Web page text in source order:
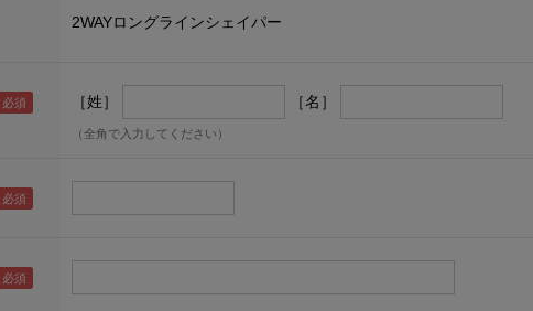
2WAYロングラインシェイパー
［姓］ ［名］
（全角で入力してください）